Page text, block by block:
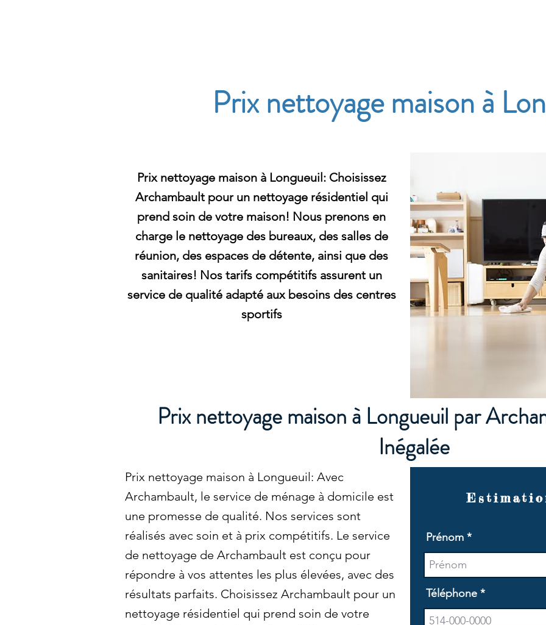
Prix nettoyage maison à
Prix nettoyage maison à Longueuil: Choisissez
Archambault pour un nettoyage résidentiel qui
prend soin de votre maison! Nous prenons en
charge le nettoyage des bureaux, des salles de
réunion, des espaces de détente, ainsi que des
sanitaires! Nos tarifs compétitifs assurent un
service de qualité adapté aux besoins des centres
sportifs
Prix nettoyage maison à Longueuil par
Inégalée
Prix nettoyage maison à Longueuil: Avec
Archambault, le service de ménage à domicile est
une promesse de qualité. Nos services sont
réalisés avec soin et à prix compétitifs. Le service
de nettoyage de Archambault est conçu pour
répondre à vos attentes les plus élevées, avec des
résultats parfaits. Choisissez Archambault pour un
nettoyage résidentiel qui prend soin de votre
Prénom
Téléphone